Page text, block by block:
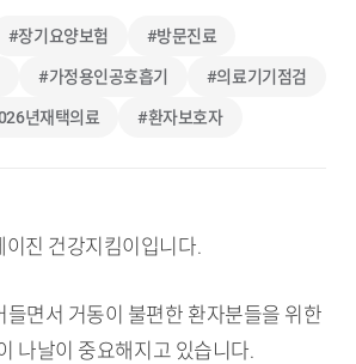
#장기요양보험 #방문진료
#가정용인공호흡기 #의료기기점검
년재택의료 #환자보호자
이진 건강지킴이입니다.
들면서 거동이 불편한 환자분들을 위한
나날이 중요해지고 있습니다.